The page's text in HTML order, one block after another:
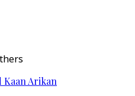
Kaan Arikan